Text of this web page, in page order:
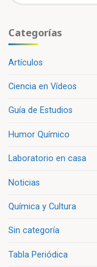
Categorías
Artículos
Ciencia en Vídeos
Guía de Estudios
Humor Químico
Laboratorio en casa
Noticias
Química y Cultura
Sin categoría
Tabla Periódica